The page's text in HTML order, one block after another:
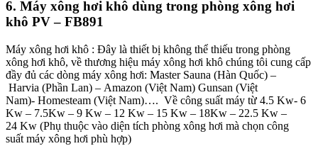
6. Máy xông hơi khô dùng trong phòng xông hơi
khô PV – FB891
Máy xông hơi khô : Đây là thiết bị không thể thiếu trong phòng
xông hơi khô, về thương hiệu máy xông hơi khô chúng tôi cung cấp
đầy đủ các dòng máy xông hơi: Master Sauna (Hàn Quốc) –
Harvia (Phần Lan) – Amazon (Việt Nam) Gunsan (Việt
Nam)- Homesteam (Việt Nam)…. Về công suất máy từ 4.5 Kw- 6
Kw – 7.5Kw – 9 Kw – 12 Kw – 15 Kw – 18Kw – 22.5 Kw –
24 Kw (Phụ thuộc vào diện tích phòng xông hơi mà chọn công
suất máy xông hơi phù hợp)